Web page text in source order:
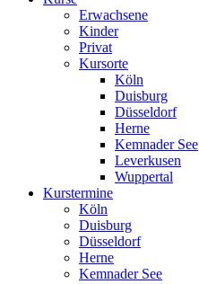
Erwachsene
Kinder
Privat
Kursorte
Köln
Duisburg
Düsseldorf
Herne
Kemnader See
Leverkusen
Wuppertal
Kurstermine
Köln
Duisburg
Düsseldorf
Herne
Kemnader See